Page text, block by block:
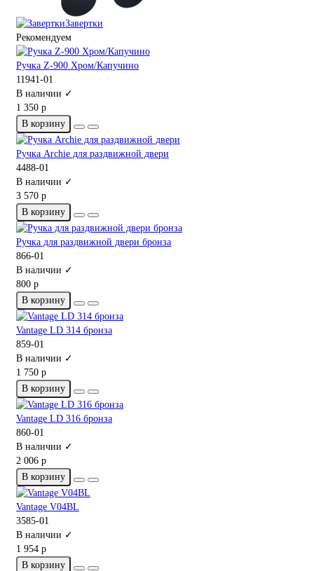
Завертки
Рекомендуем
Ручка Z-900 Хром/Капучино
11941-01
В наличии ✓
1 350 р
В корзину
Ручка Archie для раздвижной двери
4488-01
В наличии ✓
3 570 р
В корзину
Ручка для раздвижной двери бронза
866-01
В наличии ✓
800 р
В корзину
Vantage LD 314 бронза
859-01
В наличии ✓
1 750 р
В корзину
Vantage LD 316 бронза
860-01
В наличии ✓
2 006 р
В корзину
Vantage V04BL
3585-01
В наличии ✓
1 954 р
В корзину